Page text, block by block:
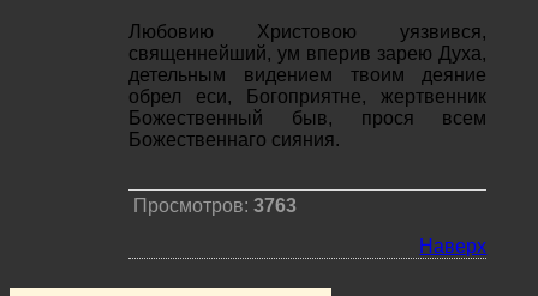
Любовию Христовою уязвився,
священнейший, ум вперив зарею Духа,
детельным видением твоим деяние
обрел еси, Богоприятне, жертвенник
Божественный быв, прося всем
Божественнаго сияния.
Просмотров:3763
Наверх